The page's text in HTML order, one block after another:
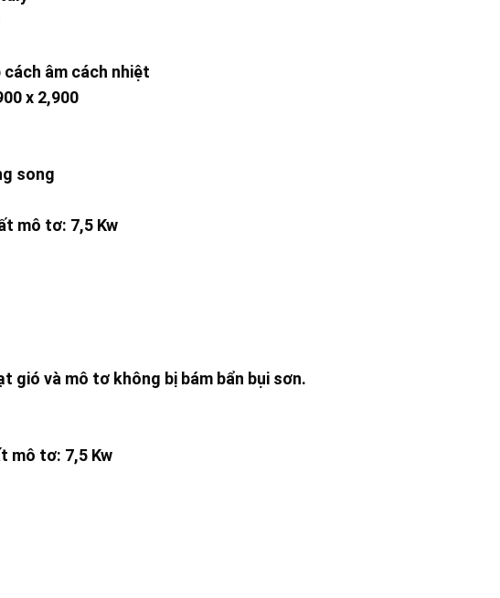
âm cách nhiệt
x 2,900
song
mô tơ: 7,5 Kw
gió và mô tơ không bị bám bẩn bụi sơn.
mô tơ: 7,5 Kw